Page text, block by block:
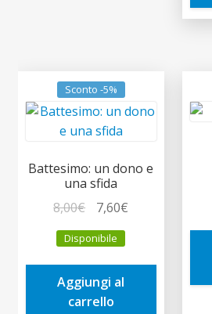
Sconto -5%
Battesimo: un dono e
una sfida
8,00€
prezzo
originale
era:
8,00€.
7,60€
è:
Disponibile
Aggiungi al
carrello